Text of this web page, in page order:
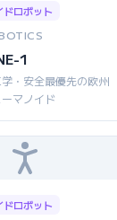
ドロボット
1
・安全最優先の欧州
マノイド
ドロボット